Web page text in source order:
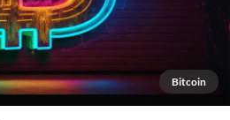
Bitcoin